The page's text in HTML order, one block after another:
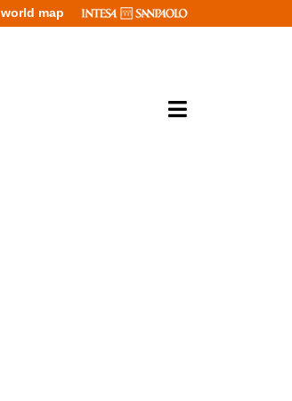
world map